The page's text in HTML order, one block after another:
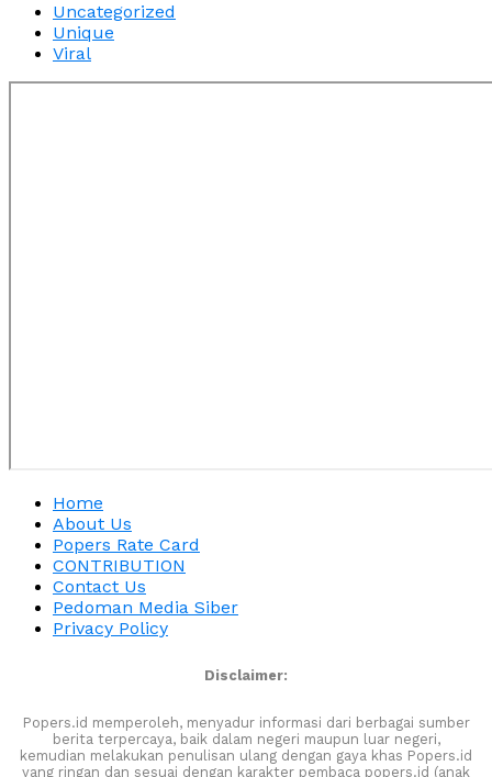
Uncategorized
Unique
Viral
Home
About Us
Popers Rate Card
CONTRIBUTION
Contact Us
Pedoman Media Siber
Privacy Policy
Disclaimer:
Popers.id memperoleh, menyadur informasi dari berbagai sumber
berita terpercaya, baik dalam negeri maupun luar negeri,
kemudian melakukan penulisan ulang dengan gaya khas Popers.id
yang ringan dan sesuai dengan karakter pembaca popers.id (anak